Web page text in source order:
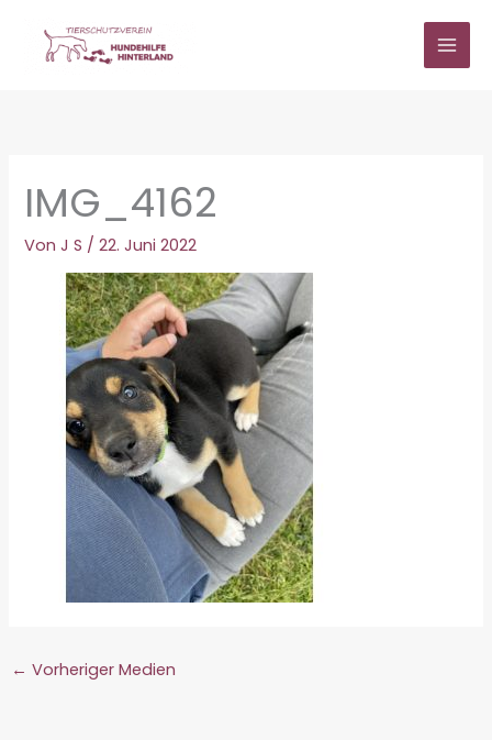
springen
IMG_4162
VonJ S /22. Juni 2022
← Vorheriger Medien